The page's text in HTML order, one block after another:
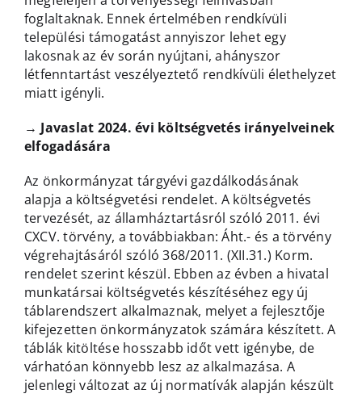
foglaltaknak. Ennek értelmében rendkívüli
települési támogatást annyiszor lehet egy
lakosnak az év során nyújtani, ahányszor
létfenntartást veszélyeztető rendkívüli élethelyzet
miatt igényli.
→Javaslat 2024. évi költségvetés irányelveinek
elfogadására
Az önkormányzat tárgyévi gazdálkodásának
alapja a költségvetési rendelet. A költségvetés
tervezését, az államháztartásról szóló 2011. évi
CXCV. törvény, a továbbiakban: Áht.- és a törvény
végrehajtásáról szóló 368/2011. (XII.31.) Korm.
rendelet szerint készül. Ebben az évben a hivatal
munkatársai költségvetés készítéséhez egy új
táblarendszert alkalmaznak, melyet a fejlesztője
kifejezetten önkormányzatok számára készített. A
táblák kitöltése hosszabb időt vett igénybe, de
várhatóan könnyebb lesz az alkalmazása. A
jelenlegi változat az új normatívák alapján készült